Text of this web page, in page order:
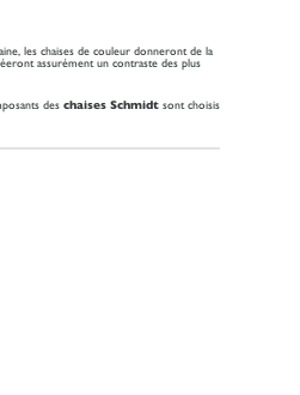
les chaises de couleur donneront de la
assurément un contraste des plus
des chaises Schmidtsont choisis